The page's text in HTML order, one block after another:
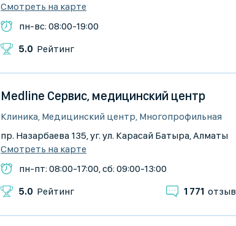
Смотреть на карте
пн-вс: 08:00-19:00
5.0 Рейтинг
Medline Сервис, медицинский центр
Клиника, Медицинский центр, Многопрофильная
пр. Назарбаева 135, уг. ул. Карасай Батыра, Алматы
Смотреть на карте
пн-пт: 08:00-17:00, сб: 09:00-13:00
5.0 Рейтинг 1 771 отзыв